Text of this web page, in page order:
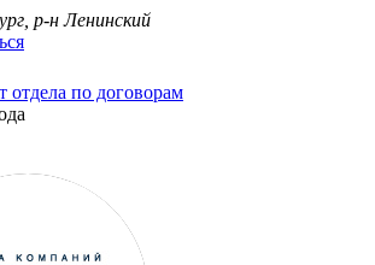
р-н Ленинский
отдела по договорам